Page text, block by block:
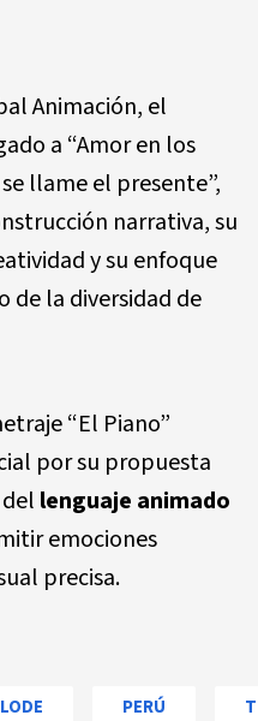
Animación, el
a “Amor en los
llame el presente”,
narrativa, su
y su enfoque
de la diversidad de
“El Piano”
por su propuesta
lenguaje animado
emociones
precisa.
PERÚ